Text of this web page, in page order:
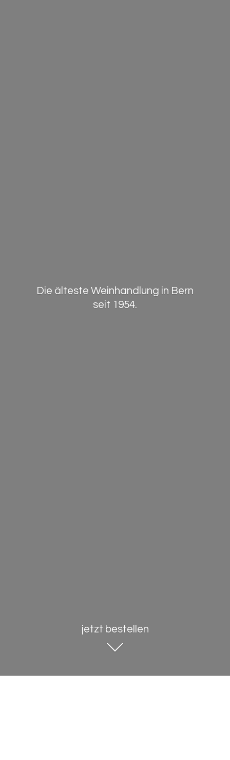
Die älteste Weinhandlung in Bern
seit 1954.
jetzt bestellen